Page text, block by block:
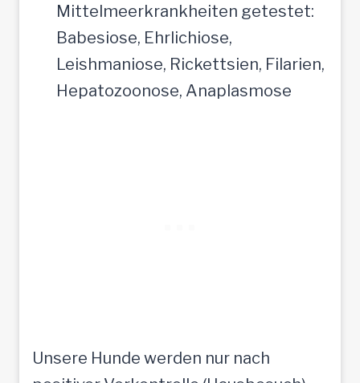
Mittelmeerkrankheiten getestet:
Babesiose, Ehrlichiose,
Leishmaniose, Rickettsien, Filarien,
Hepatozoonose, Anaplasmose
Unsere Hunde werden nur nach